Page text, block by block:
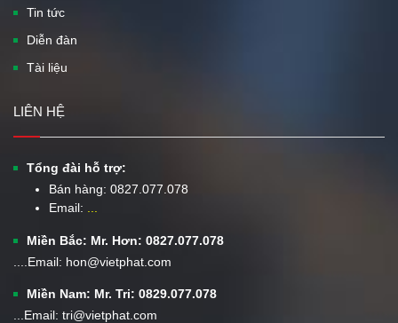
Tin tức
Diễn đàn
Tài liệu
LIÊN HỆ
Tổng đài hỗ trợ:
Bán hàng: 0827.077.078
Email:
Miền Bắc: Mr. Hơn: 0827.077.078
....Email: hon@vietphat.com
Miền Nam: Mr. Tri: 0829.077.078
...Email: tri@vietphat.com